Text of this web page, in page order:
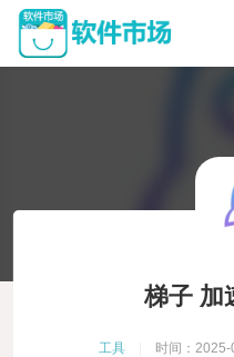
梯子 加
工具 时间：